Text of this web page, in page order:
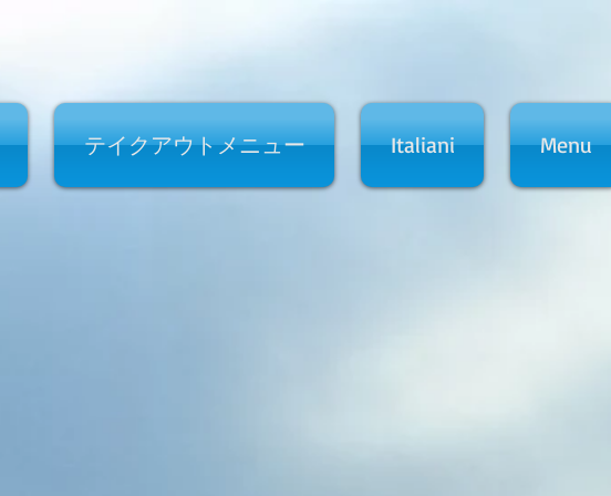
テイクアウトメニュー Italiani Menu